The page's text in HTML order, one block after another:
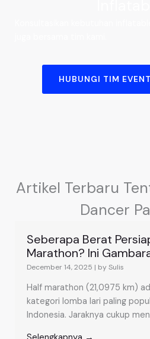
HUBUNGI TIM
Artikel Terbaru
Dancer
Seberapa Berat
Marathon? Ini
December 14, 2025 | by Sulis
Half marathon (21,0975 km)
kategori lomba lari paling
Indonesia. Jaraknya cukup